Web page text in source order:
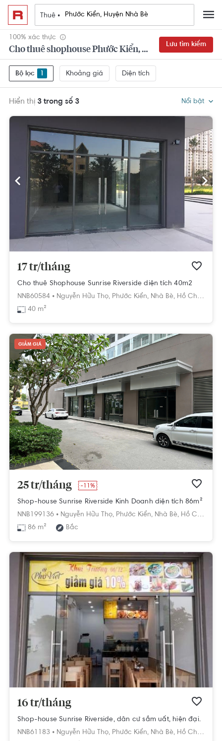
Thuê •
100% xác thực
Cho thuê shophouse Phước Kiển, Huyện Nhà Bè
Lưu tìm kiếm
Bộ lọc 1 Khoảng giá Diện tích
Hiển thị 3 trong số 3 Nổi bật
17 tr/tháng
Cho thuê Shophouse Sunrise Riverside diện tích 40m2
NNB60584 • Nguyễn Hữu Thọ, Phước Kiển, Nhà Bè, Hồ Chí Minh
40 m²
GIẢM GIÁ
25 tr/tháng -11%
Shop-house Sunrise Riverside Kinh Doanh diện tích 86m²
NNB199136 • Nguyễn Hữu Thọ, Phước Kiển, Nhà Bè, Hồ Chí Minh
86 m²
Bắc
16 tr/tháng
Shop-house Sunrise Riverside, dân cư sầm uất, hiện đại.
NNB61183 • Nguyễn Hữu Thọ, Phước Kiển, Nhà Bè, Hồ Chí Minh